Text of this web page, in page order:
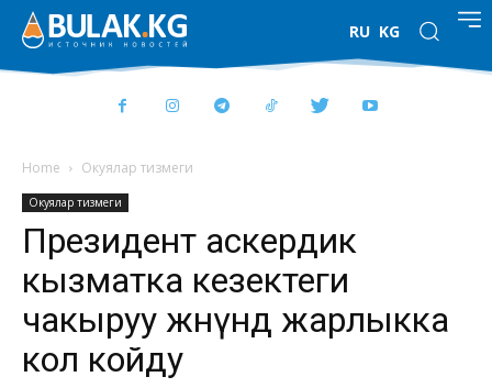
RU KG
Home Окуялар тизмеги
Окуялар тизмеги
Президент аскердик
кызматка кезектеги
чакыруу жөнүндө жарлыкка
кол койду